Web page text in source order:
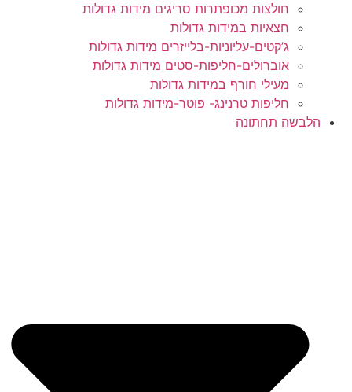
חולצות מכופתרות סריגים מידות גדולות
חצאיות במידות גדולות
ג’קטים-עליוניות-בלייזרים מידות גדולות
אוברולים-חליפות-סטים מידות גדולות
מעילי חורף במידות גדולות
חליפות טרנינג- פוטר-מידות גדולות
הלבשה תחתונה